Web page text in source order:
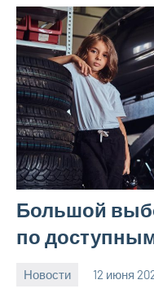
Большой
по
Новости 12 июня